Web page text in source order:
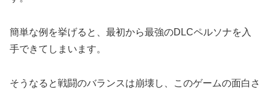
簡単な例を挙げると、最初から最強のDLCペルソナを入
手できてしまいます。
そうなると戦闘のバランスは崩壊し、このゲームの面白さ